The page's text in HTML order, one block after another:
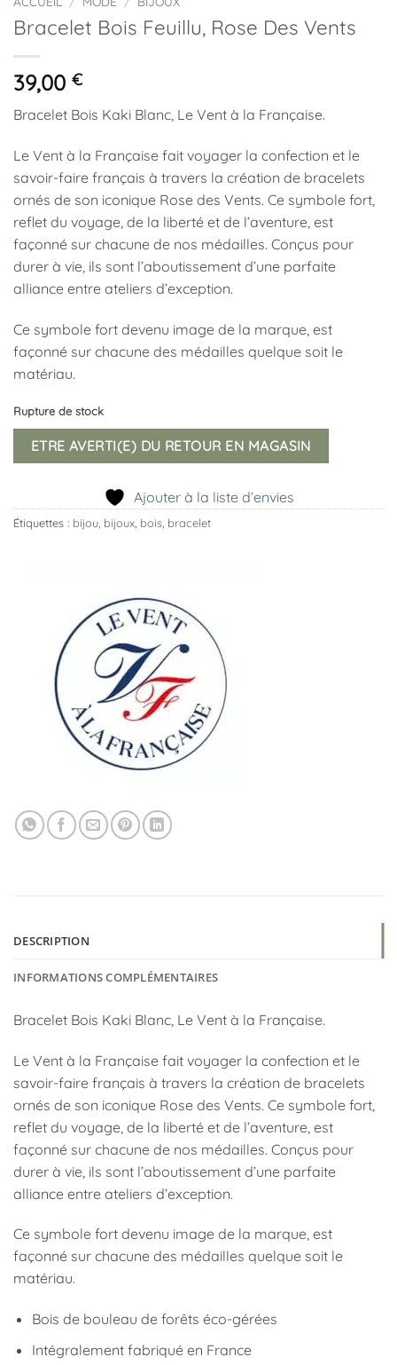
Bracelet Bois Feuillu, Rose Des Vents
39,00 €
Bracelet Bois Kaki Blanc, Le Vent à la Française.
Le Vent à la Française fait voyager la confection et le
savoir-faire français à travers la création de bracelets
ornés de son iconique Rose des Vents. Ce symbole fort,
reflet du voyage, de la liberté et de l’aventure, est
façonné sur chacune de nos médailles. Conçus pour
durer à vie, ils sont l’aboutissement d’une parfaite
alliance entre ateliers d’exception.
Ce symbole fort devenu image de la marque, est
façonné sur chacune des médailles quelque soit le
matériau.
Rupture de stock
ETRE AVERTI(E) DU RETOUR EN MAGASIN
Ajouter à la liste d’envies
Étiquettes : bijou bijoux bois bracelet
DESCRIPTION
INFORMATIONS COMPLÉMENTAIRES
Bracelet Bois Kaki Blanc, Le Vent à la Française.
Le Vent à la Française fait voyager la confection et le
savoir-faire français à travers la création de bracelets
ornés de son iconique Rose des Vents. Ce symbole fort,
reflet du voyage, de la liberté et de l’aventure, est
façonné sur chacune de nos médailles. Conçus pour
durer à vie, ils sont l’aboutissement d’une parfaite
alliance entre ateliers d’exception.
Ce symbole fort devenu image de la marque, est
façonné sur chacune des médailles quelque soit le
matériau.
Bois de bouleau de forêts éco-gérées
Intégralement fabriqué en France